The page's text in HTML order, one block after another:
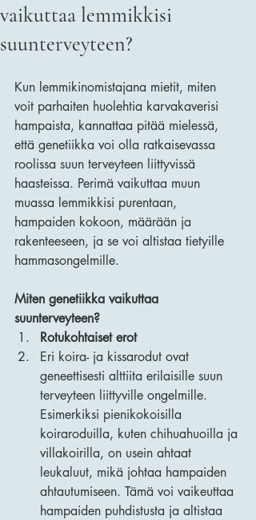
vaikuttaa lemmikkisi
suunterveyteen?
Kun lemmikinomistajana mietit, miten
voit parhaiten huolehtia karvakaverisi
hampaista, kannattaa pitää mielessä,
että genetiikka voi olla ratkaisevassa
roolissa suun terveyteen liittyvissä
haasteissa. Perimä vaikuttaa muun
muassa lemmikkisi purentaan,
hampaiden kokoon, määrään ja
rakenteeseen, ja se voi altistaa tietyille
hammasongelmille.
Miten genetiikka vaikuttaa
suunterveyteen?
Rotukohtaiset erot
Eri koira- ja kissarodut ovat
geneettisesti alttiita erilaisille suun
terveyteen liittyville ongelmille.
Esimerkiksi pienikokoisilla
koiraroduilla, kuten chihuahuoilla ja
villakoirilla, on usein ahtaat
leukaluut, mikä johtaa hampaiden
ahtautumiseen. Tämä voi vaikeuttaa
hampaiden puhdistusta ja altistaa